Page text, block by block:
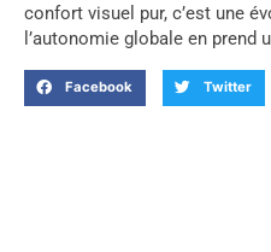
confort visuel pur, c’est une
l’autonomie globale en prend
Facebook Twitter